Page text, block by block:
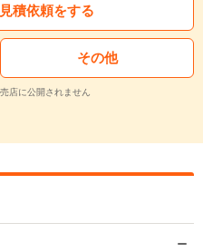
積依頼をする
その他
店に公開されません